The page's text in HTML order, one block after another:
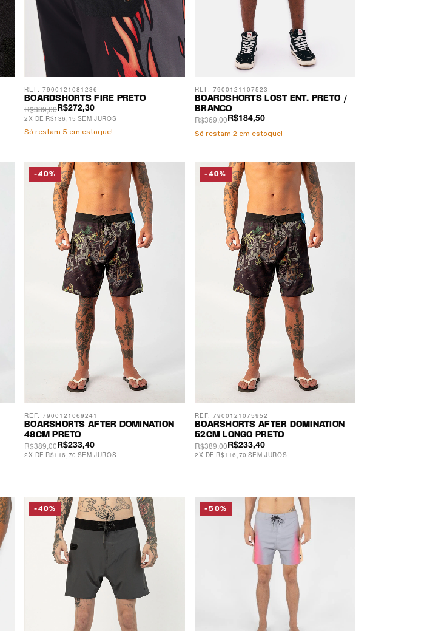
BOARDSHORTS FIRE PRETO
R$272,30
R$389,00
2X DE R$136,15 SEM JUROS
REF. 7900121081236
Só restam 5 em estoque!
BOARDSHORTS LOST ENT. PRETO /
BRANCO
R$184,50
R$369,00
REF. 7900121107523
Só restam 2 em estoque!
BOARSHORTS AFTER DOMINATION
48CM PRETO
R$233,40
R$389,00
2X DE R$116,70 SEM JUROS
REF. 7900121069241
-40%
BOARSHORTS AFTER DOMINATION
52CM LONGO PRETO
R$233,40
R$389,00
2X DE R$116,70 SEM JUROS
REF. 7900121075952
-40%
-40% -50%